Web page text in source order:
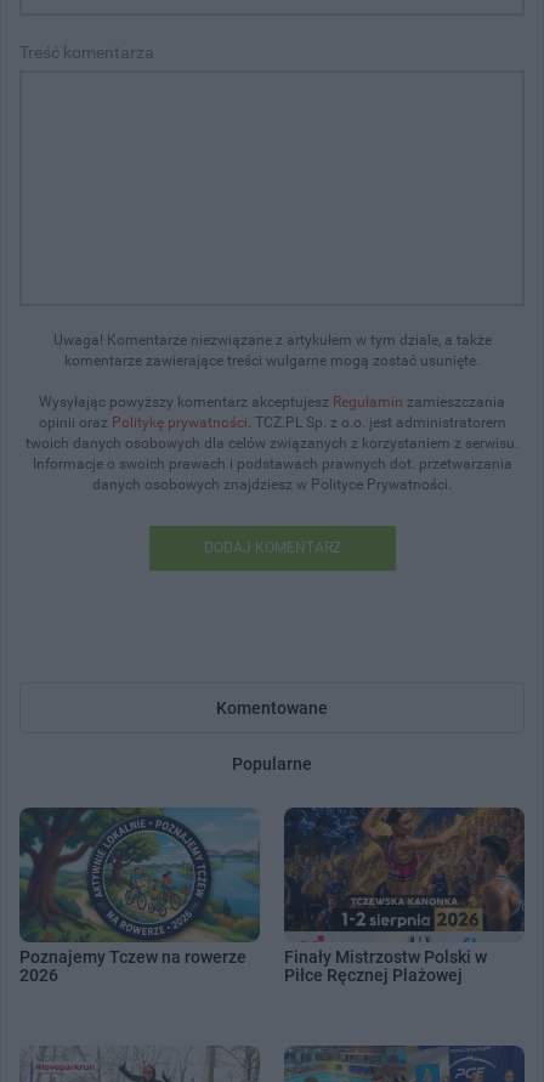
Treść komentarza
Uwaga! Komentarze niezwiązane z artykułem w tym dziale, a także
komentarze zawierające treści wulgarne mogą zostać usunięte.
Wysyłając powyższy komentarz akceptujesz Regulamin zamieszczania
opinii oraz Politykę prywatności . TCZ.PL Sp. z o.o. jest administratorem
twoich danych osobowych dla celów związanych z korzystaniem z serwisu.
Informacje o swoich prawach i podstawach prawnych dot. przetwarzania
danych osobowych znajdziesz w Polityce Prywatności.
DODAJ KOMENTARZ
Komentowane
Popularne
Poznajemy Tczew na rowerze
2026
Finały Mistrzostw Polski w
Piłce Ręcznej Plażowej